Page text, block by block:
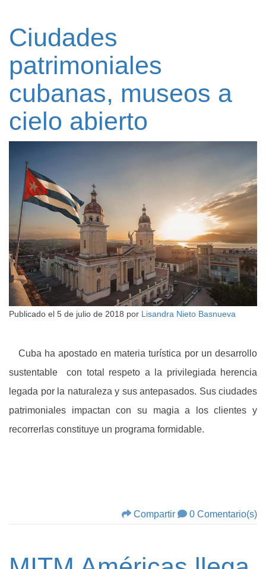
Ciudades
patrimoniales
cubanas, museos a
cielo abierto
Publicado el 5 de julio de 2018 por Lisandra Nieto Basnueva
Cuba ha apostado en materia turística por un desarrollo
sustentable con total respeto a la privilegiada herencia
legada por la naturaleza y sus antepasados. Sus ciudades
patrimoniales impactan con su magia a los clientes y
recorrerlas constituye un programa formidable.
Compartir 0 Comentario(s)